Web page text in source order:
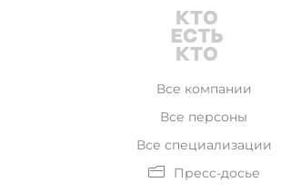
Все компании
Все персоны
Все специализации
Пресс-досье